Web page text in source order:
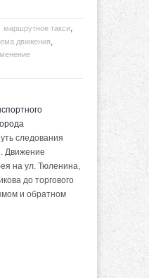
маршрутное такси,
движения,
следования
Движение
на ул. Тюленина,
до торгового
и обратном